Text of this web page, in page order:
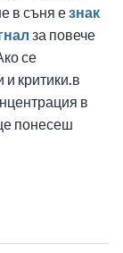
в съня езнак
за повече
се
критики.в
в
понесеш